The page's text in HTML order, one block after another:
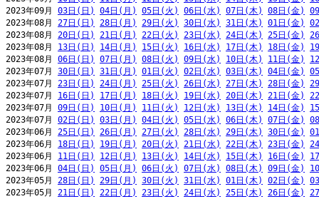
2023年09月 03日(日) 04日(月) 05日(火) 06日(水) 07日(木) 08日(金)
2023年08月 27日(日) 28日(月) 29日(火) 30日(水) 31日(木) 01日(金)
2023年08月 20日(日) 21日(月) 22日(火) 23日(水) 24日(木) 25日(金)
2023年08月 13日(日) 14日(月) 15日(火) 16日(水) 17日(木) 18日(金)
2023年08月 06日(日) 07日(月) 08日(火) 09日(水) 10日(木) 11日(金)
2023年07月 30日(日) 31日(月) 01日(火) 02日(水) 03日(木) 04日(金)
2023年07月 23日(日) 24日(月) 25日(火) 26日(水) 27日(木) 28日(金)
2023年07月 16日(日) 17日(月) 18日(火) 19日(水) 20日(木) 21日(金)
2023年07月 09日(日) 10日(月) 11日(火) 12日(水) 13日(木) 14日(金)
2023年07月 02日(日) 03日(月) 04日(火) 05日(水) 06日(木) 07日(金)
2023年06月 25日(日) 26日(月) 27日(火) 28日(水) 29日(木) 30日(金)
2023年06月 18日(日) 19日(月) 20日(火) 21日(水) 22日(木) 23日(金)
2023年06月 11日(日) 12日(月) 13日(火) 14日(水) 15日(木) 16日(金)
2023年06月 04日(日) 05日(月) 06日(火) 07日(水) 08日(木) 09日(金)
2023年05月 28日(日) 29日(月) 30日(火) 31日(水) 01日(木) 02日(金)
2023年05月 21日(日) 22日(月) 23日(火) 24日(水) 25日(木) 26日(金)